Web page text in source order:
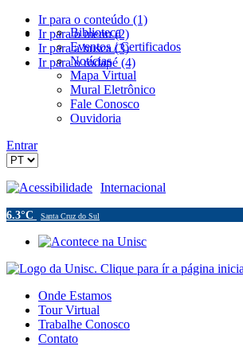
Ir para o conteúdo (1)
Ir para o menu (2)
Ir para a busca (3)
Ir para o rodapé (4)
Biblioteca
Eventos / Certificados
Notícias
Mapa Virtual
Mural Eletrônico
Fale Conosco
Ouvidoria
Entrar
Acessibilidade Internacional
6.3°C Santa Cruz do Sul
Onde Estamos
Tour Virtual
Trabalhe Conosco
Contato